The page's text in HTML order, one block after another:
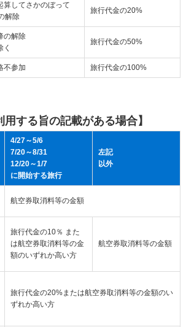
算してさかのぼって
解除
旅行代金の20%
の解除
旅行代金の50%
不参加 旅行代金の100%
用する旨の記載がある場合】
4/27～5/6
7/20～8/31
12/20～1/7
に開始する旅行
左記
以外
航空券取消料等の金額
旅行代金の10％ また
は航空券取消料等の金
額のいずれか高い方
航空券取消料等の金額
旅行代金の20%または航空券取消料等の金額のい
ずれか高い方